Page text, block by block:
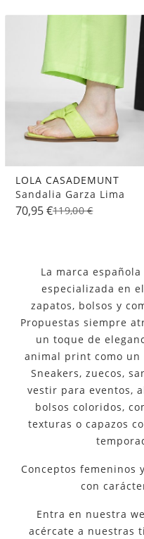
LOLA CASADEMUNT
Sandalia Garza Lima
70,95 €119,00 €
La marca española
especializada en
zapatos, bolsos y
Propuestas siempre
un toque de
animal print como un
Sneakers, zuecos,
vestir para eventos,
bolsos coloridos,
texturas o capazos
Conceptos femeninos
con
Entra en nuestra
acércate a nuestras